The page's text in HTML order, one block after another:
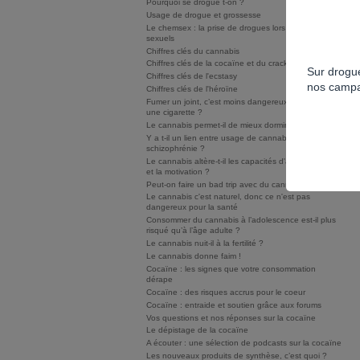
Pourquoi se drogue t-on ?
Usage de drogue et grossesse
Le chemsex : la prise de drogues lors de rapports
sexuels
Chiffres clés du cannabis
Chiffres clés de la cocaïne et du crack/free base
Chiffres clés de l'ecstasy
Chiffres clés de l'héroïne
Fumer un joint, c’est moins dangereux que fumer
une cigarette ?
Le cannabis permet-il de mieux dormir ?
Y a t-il un lien entre usage de cannabis et
schizophrénie ?
Le cannabis altère-t-il les capacités d'apprentissage
et la motivation ?
Peut-on faire un bad trip avec du cannabis ?
Le cannabis c'est naturel, donc ce n'est pas
dangereux pour la santé
Consommer du cannabis à l’adolescence est-il plus
risqué qu’à l’âge adulte ?
Le cannabis nuit-il à la fertilité ?
Le cannabis donne faim !
Cocaïne : les signes que votre consommation
dérape
Cocaïne : des risques accrus pour le coeur
Cocaïne : entraide et soutien grâce aux forums
Vos questions et nos réponses sur la cocaïne
Le dépistage de la cocaïne
A écouter : une sélection de podcasts sur la cocaïne
Les nouveaux produits de synthèse, c’est quoi ?
Sur
nos